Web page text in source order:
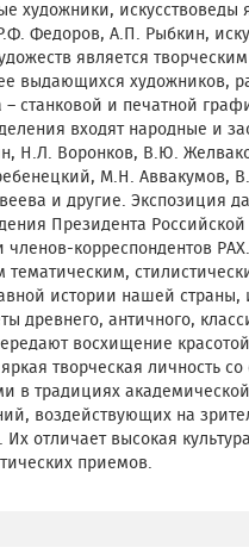
художники,
Федоров, А.П. Рыбкин,
является
выдающихся художников,
– станковой и печатной
входят народные и
Н.Л. Воронков, В.Ю.
М.Н. Аввакумов,
и другие. Экспозиция
Президента
членов-корреспондентов
истории нашей страны,
древнего, античного,
восхищение
яркая творческая личность
в традициях
воздействующих на
отличает высокая
приемов.